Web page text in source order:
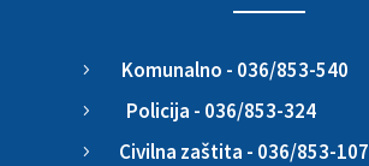
5 Komunalno - 036/853-540
5 Policija - 036/853-324
5 Civilna zaštita - 036/853-107